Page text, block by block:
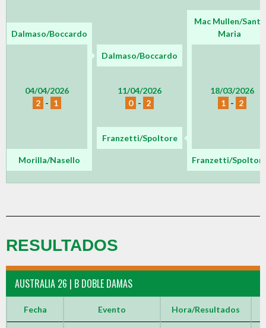
Dalmaso/Boccardo
Mac Mullen/Santa
Maria
04/04/2026
2 - 1
Dalmaso/Boccardo
18/03/2026
1 - 2
11/04/2026
0 - 2
Franzetti/Spoltore
Morilla/Nasello Franzetti/
RESULTADOS
AUSTRALIA 26 | B DOBLE DAMAS
Fecha Evento Hora/Resultados